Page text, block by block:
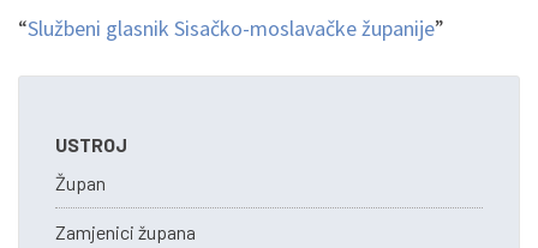
“Službeni glasnik Sisačko-moslavačke županije”
USTROJ
Župan
Zamjenici župana